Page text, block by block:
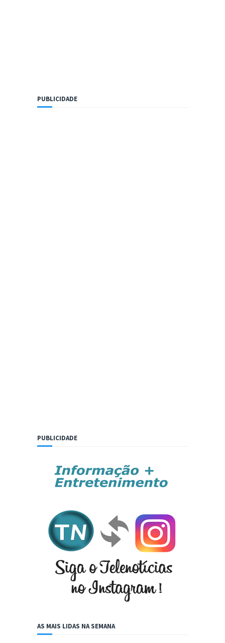
PUBLICIDADE
PUBLICIDADE
AS MAIS LIDAS NA SEMANA